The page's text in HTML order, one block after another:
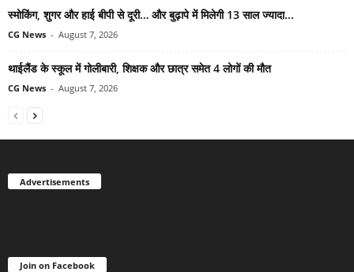
स्मोकिंग, शुगर और हाई बीपी से दूरी… और बुढ़ापे में मिलेगी 13 साल ज्यादा...
CG News - August 7, 2026
थाईलैंड के स्कूल में गोलीबारी, शिक्षक और छात्र समेत 4 लोगों की मौत
CG News - August 7, 2026
Advertisements
Join on Facebook